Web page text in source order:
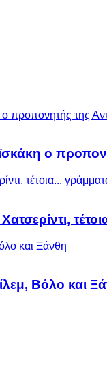
ο
Βόλο και